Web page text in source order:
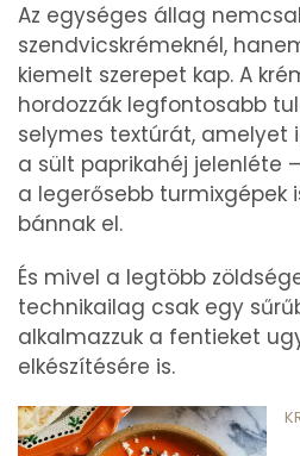
Az egységes állag
szendvicskrémeknél,
kiemelt szerepet kap. A
hordozzák legfontosabb
selymes textúrát, amelyet
a sült paprikahéj jelenléte
a legerősebb turmixgépek
bánnak el.
És mivel a legtöbb
technikailag csak egy
alkalmazzuk a fentieket
elkészítésére is.